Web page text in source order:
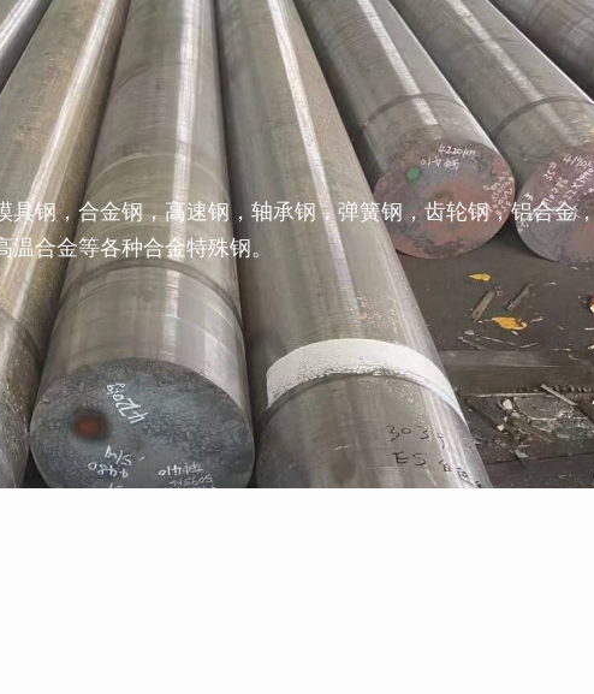
钢，合金钢，高速钢，轴承钢，弹簧钢，齿轮钢，铝合金，
合金等各种合金特殊钢。